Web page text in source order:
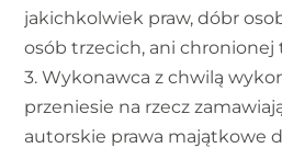
jakichkolwiek praw, dóbr
osób trzecich, ani chronionej
3. Wykonawca z chwilą
przeniesie na rzecz
autorskie prawa majątkowe